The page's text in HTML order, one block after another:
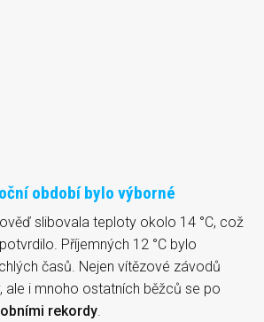
období bylo výborné
slibovala teploty okolo 14 °C, což
Příjemných 12 °C bylo
časů. Nejen vítězové závodů
ale i mnoho ostatních běžců se po
rekordy